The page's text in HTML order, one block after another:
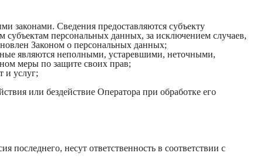
законами. Сведения предоставляются субъекту
персональных данных, за исключением случаев,
Законом о персональных данных;
являются неполными, устаревшими, неточными,
меры по защите своих прав;
и услуг;
или бездействие Оператора при обработке его
последнего, несут ответственность в соответствии с